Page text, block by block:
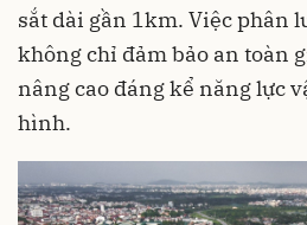
sắt dài gần 1km. Việc phân
không chỉ đảm bảo an toàn
nâng cao đáng kể năng lực
hình.